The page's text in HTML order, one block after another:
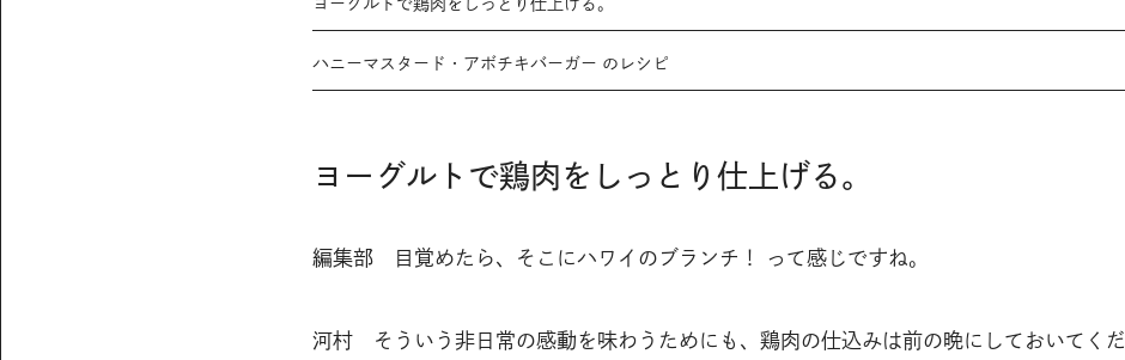
ハニーマスタード・アボチキバーガー のレシピ
ヨーグルトで鶏肉をしっとり仕上げる。
編集部 目覚めたら、そこにハワイのブランチ！ って感じですね。
河村 そういう非日常の感動を味わうためにも、鶏肉の仕込みは前の晩にしておいてくだ